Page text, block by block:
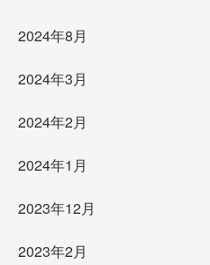
2024年8月
2024年3月
2024年2月
2024年1月
2023年12月
2023年2月